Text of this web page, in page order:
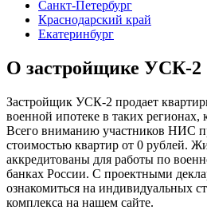
Санкт-Петербург
Краснодарский край
Екатеринбург
О застройщике УСК-2
Застройщик УСК-2 продает
военной ипотеке в таких регионах,
Всего вниманию участников НИС
стоимостью квартир от 0 рублей.
аккредитованы для работы по
банках России. С проектными
ознакомиться на индивидуальных
комплекса на нашем сайте.